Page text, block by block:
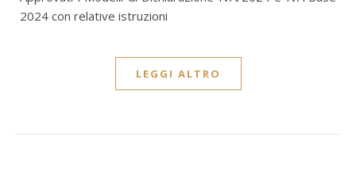
2024 con relative istruzioni
LEGGI ALTRO